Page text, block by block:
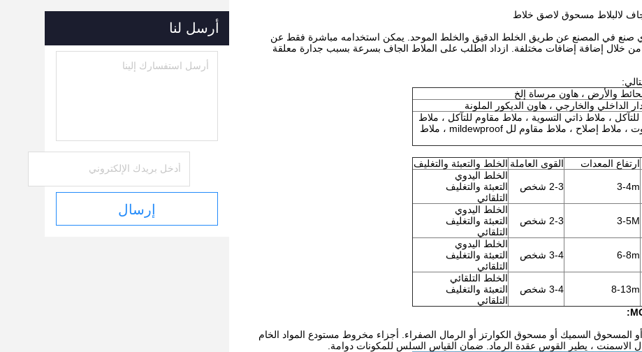
لالبلاط مسحوق لاصق خلاط
صنع في المصنع عن طريق الخلط الدقيق والخلط الموحد. يمكن استخدامه مباشرة فقط عن
خلال إضافة إضافات مختلفة. ازداد الطلب على الملاط الجاف بسرعة بسبب جدارة معلقة
والأرض ، هاون مرساة إلخ
الداخلي والخارجي ، هاون الديكور الملونة
، ملاط ​​ذاتي التسوية ، ملاط ​​مقاوم للتآكل ، ملاط
عازل حراري ، ملاط ​​عازل للصوت ، ملاط ​​إصلاح ، ملاط ​​مقاوم لل mildewproof ، ملاط ​​
ارتفاع المعدات القوى العاملة الخلط والتعبئة والتغليف
3-4m 2-3 شخص
الخلط اليدوي
التعبئة والتغليف
التلقائي
3-5M 2-3 شخص
الخلط اليدوي
التعبئة والتغليف
التلقائي
6-8m 3-4 شخص
الخلط اليدوي
التعبئة والتغليف
التلقائي
8-13m 3-4 شخص
الخلط التلقائي
التعبئة والتغليف
التلقائي
أو المسحوق السميك أو مسحوق الكوارتز أو الرمال الصفراء. أجزاء مخروط مستودع المواد الخام
أرسل لنا
إرسال